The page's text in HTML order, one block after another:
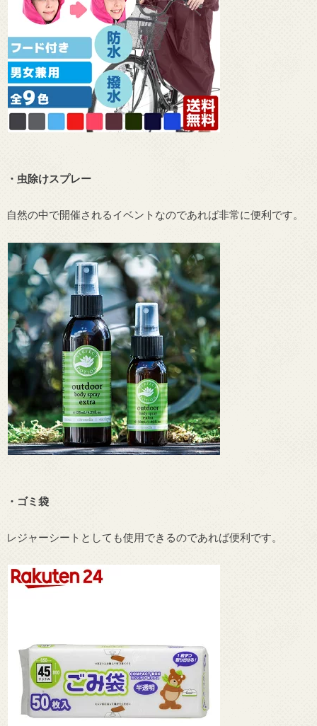
・虫除けスプレー
自然の中で開催されるイベントなのであれば非常に便利です。
・ゴミ袋
レジャーシートとしても使用できるのであれば便利です。